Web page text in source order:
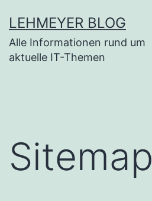
Inhalt
springen
LEHMEYER BLOG
Alle Informationen rund um
aktuelle IT-Themen
Sitemap